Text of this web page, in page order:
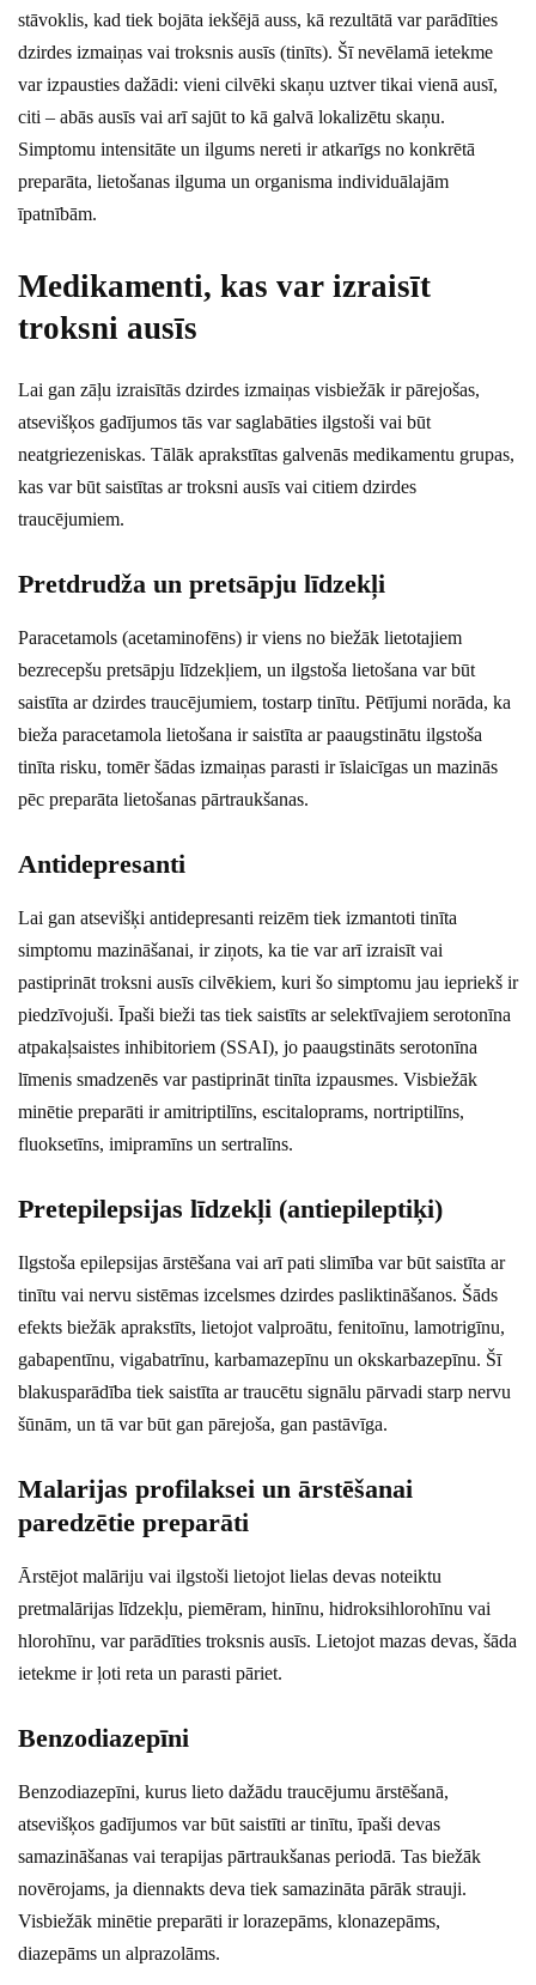
stāvoklis, kad tiek bojāta iekšējā auss, kā rezultātā var parādīties
dzirdes izmaiņas vai troksnis ausīs (tinīts). Šī nevēlamā ietekme
var izpausties dažādi: vieni cilvēki skaņu uztver tikai vienā ausī,
citi – abās ausīs vai arī sajūt to kā galvā lokalizētu skaņu.
Simptomu intensitāte un ilgums nereti ir atkarīgs no konkrētā
preparāta, lietošanas ilguma un organisma individuālajām
īpatnībām.
Medikamenti, kas var izraisīt
troksni ausīs
Lai gan zāļu izraisītās dzirdes izmaiņas visbiežāk ir pārejošas,
atsevišķos gadījumos tās var saglabāties ilgstoši vai būt
neatgriezeniskas. Tālāk aprakstītas galvenās medikamentu grupas,
kas var būt saistītas ar troksni ausīs vai citiem dzirdes
traucējumiem.
Pretdrudža un pretsāpju līdzekļi
Paracetamols (acetaminofēns) ir viens no biežāk lietotajiem
bezrecepšu pretsāpju līdzekļiem, un ilgstoša lietošana var būt
saistīta ar dzirdes traucējumiem, tostarp tinītu. Pētījumi norāda, ka
bieža paracetamola lietošana ir saistīta ar paaugstinātu ilgstoša
tinīta risku, tomēr šādas izmaiņas parasti ir īslaicīgas un mazinās
pēc preparāta lietošanas pārtraukšanas.
Antidepresanti
Lai gan atsevišķi antidepresanti reizēm tiek izmantoti tinīta
simptomu mazināšanai, ir ziņots, ka tie var arī izraisīt vai
pastiprināt troksni ausīs cilvēkiem, kuri šo simptomu jau iepriekš ir
piedzīvojuši. Īpaši bieži tas tiek saistīts ar selektīvajiem serotonīna
atpakaļsaistes inhibitoriem (SSAI), jo paaugstināts serotonīna
līmenis smadzenēs var pastiprināt tinīta izpausmes. Visbiežāk
minētie preparāti ir amitriptilīns, escitaloprams, nortriptilīns,
fluoksetīns, imipramīns un sertralīns.
Pretepilepsijas līdzekļi (antiepileptiķi)
Ilgstoša epilepsijas ārstēšana vai arī pati slimība var būt saistīta ar
tinītu vai nervu sistēmas izcelsmes dzirdes pasliktināšanos. Šāds
efekts biežāk aprakstīts, lietojot valproātu, fenitoīnu, lamotrigīnu,
gabapentīnu, vigabatrīnu, karbamazepīnu un okskarbazepīnu. Šī
blakusparādība tiek saistīta ar traucētu signālu pārvadi starp nervu
šūnām, un tā var būt gan pārejoša, gan pastāvīga.
Malarijas profilaksei un ārstēšanai
paredzētie preparāti
Ārstējot malāriju vai ilgstoši lietojot lielas devas noteiktu
pretmalārijas līdzekļu, piemēram, hinīnu, hidroksihlorohīnu vai
hlorohīnu, var parādīties troksnis ausīs. Lietojot mazas devas, šāda
ietekme ir ļoti reta un parasti pāriet.
Benzodiazepīni
Benzodiazepīni, kurus lieto dažādu traucējumu ārstēšanā,
atsevišķos gadījumos var būt saistīti ar tinītu, īpaši devas
samazināšanas vai terapijas pārtraukšanas periodā. Tas biežāk
novērojams, ja diennakts deva tiek samazināta pārāk strauji.
Visbiežāk minētie preparāti ir lorazepāms, klonazepāms,
diazepāms un alprazolāms.